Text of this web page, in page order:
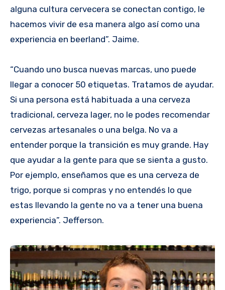
alguna cultura cervecera se conectan contigo, le
hacemos vivir de esa manera algo así como una
experiencia en beerland”. Jaime.
“Cuando uno busca nuevas marcas, uno puede
llegar a conocer 50 etiquetas. Tratamos de ayudar.
Si una persona está habituada a una cerveza
tradicional, cerveza lager, no le podes recomendar
cervezas artesanales o una belga. No va a
entender porque la transición es muy grande. Hay
que ayudar a la gente para que se sienta a gusto.
Por ejemplo, enseñamos que es una cerveza de
trigo, porque si compras y no entendés lo que
estas llevando la gente no va a tener una buena
experiencia”. Jefferson.